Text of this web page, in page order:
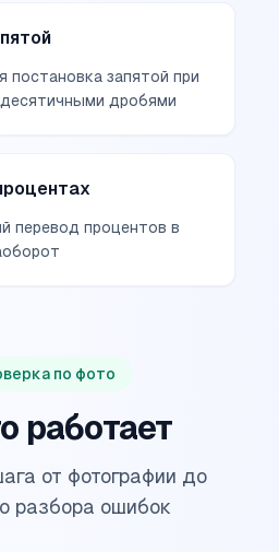
постановка запятой при
дробями
перевод процентов в
по фото
работает
от фотографии до
разбора ошибок